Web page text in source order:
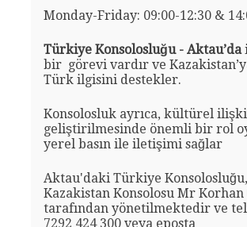
Monday-Friday: 09:00-12:30 &
Türkiye Konsolosluğu - Aktau’da
bir görevi vardır ve
Türk ilgisini destekler.
Konsolosluk ayrıca, kültürel
geliştirilmesinde önemli bir rol
yerel basın ile iletişimi sağlar
Aktau'daki Türkiye Konsolosluğu,
Kazakistan Konsolosu Mr
tarafından yönetilmektedir ve
7292 424 300 veya eposta